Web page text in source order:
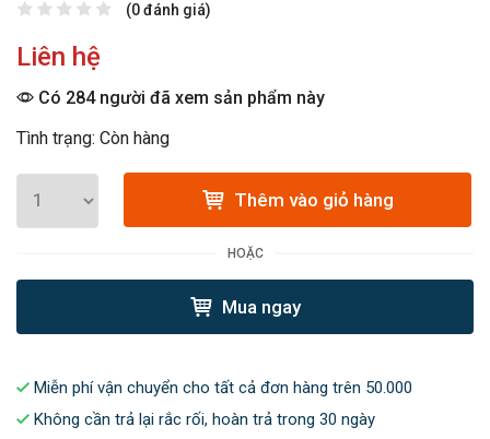
(0 đánh giá)
Liên hệ
Có 284 người đã xem sản phẩm này
Tình trạng: Còn hàng
Thêm vào giỏ hàng
HOẶC
Mua ngay
Miễn phí vận chuyển cho tất cả đơn hàng trên 50.000
Không cần trả lại rắc rối, hoàn trả trong 30 ngày